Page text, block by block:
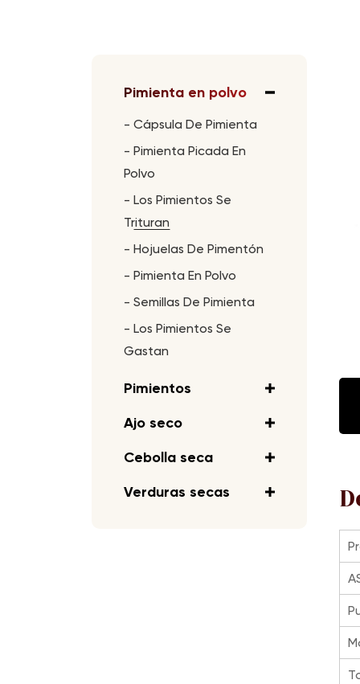
Pimienta en polvo
- Cápsula De Pimienta
- Pimienta Picada En
Polvo
- Los Pimientos Se
Trituran
- Hojuelas De Pimentón
- Pimienta En Polvo
- Semillas De Pimienta
- Los Pimientos Se
Gastan
Pimientos
Ajo seco
Cebolla seca
Verduras secas